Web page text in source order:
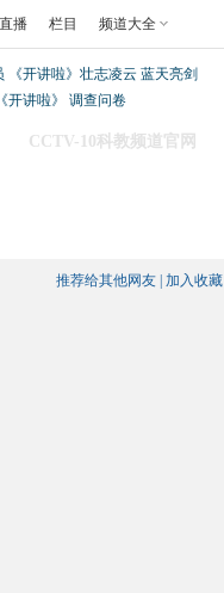
直播 栏目 频道大全
《开讲啦》壮志凌云 蓝天亮剑
《开讲啦》 调查问卷
CCTV-10科教频道官网
推荐给其他网友 加入收藏